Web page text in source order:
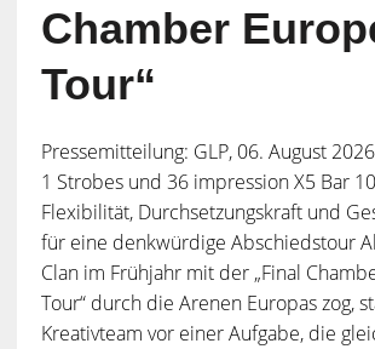
Chamber
Tour“
Pressemitteilung: GLP, 06. August
1 Strobes und 36 impression X5 Bar
Flexibilität, Durchsetzungskraft und
für eine denkwürdige Abschiedstour
Clan im Frühjahr mit der „Final
Tour“ durch die Arenen Europas zog,
Kreativteam vor einer Aufgabe, die